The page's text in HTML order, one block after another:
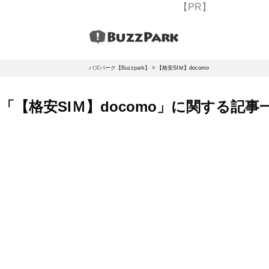
【PR】
バズパーク【Buzzpark】 > 【格安SIＭ】docomo
「【格安SIＭ】docomo」に関する記事